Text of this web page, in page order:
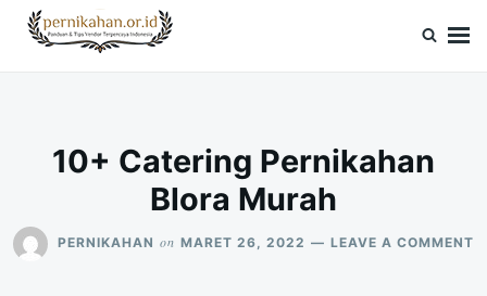
SkipSearch
for:
10+ Catering Pernikahan
Blora Murah
PERNIKAHAN on MARET 26, 2022 LEAVE A COMMENT